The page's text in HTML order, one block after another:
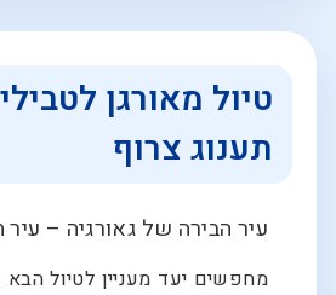
טיול מאורגן
תענוג צרוף
עיר הבירה של גאורגיה – עיר
מחפשים יעד מעניין לטיול